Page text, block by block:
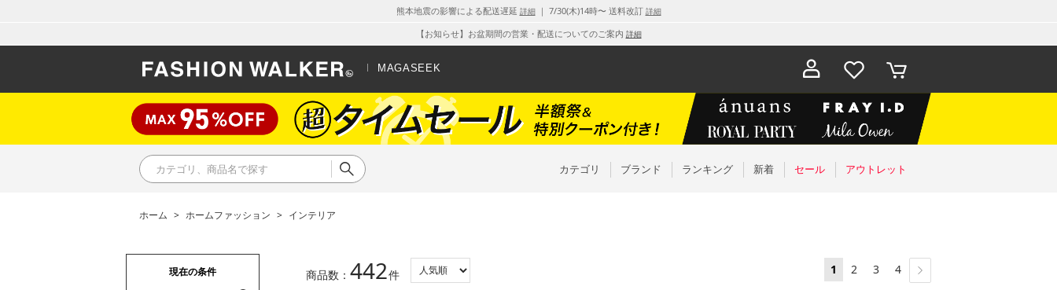
熊本地震の影響による配送遅延 詳細｜ 7/30(木)14時〜 送料改訂 詳細
【お知らせ】お盆期間の営業・配送についてのご案内 詳細
MAGASEEK
お気に入
り
カート
カテゴリ ブランド ランキング 新着 セール アウトレット
ホーム > ホームファッション > インテリア
現在の条件
商品数： 442件 1 2 3 4